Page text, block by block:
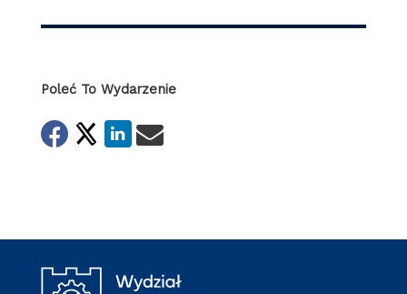
Poleć To Wydarzenie